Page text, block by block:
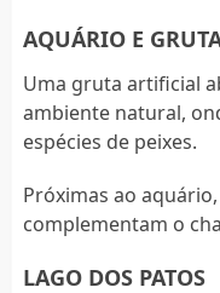
AQUÁRIO E
Uma gruta artificial
ambiente natural,
espécies de peixes.
Próximas ao
complementam o
LAGO DOS PATOS